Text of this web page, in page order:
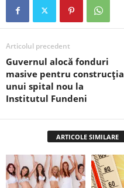
Articolul precedent
Guvernul alocă fonduri
masive pentru construcția
unui spital nou la
Institutul Fundeni
ARTICOLE SIMILARE